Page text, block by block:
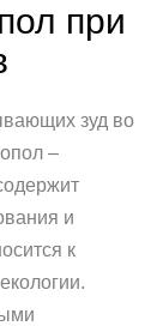
при
зуд во
–
и
к